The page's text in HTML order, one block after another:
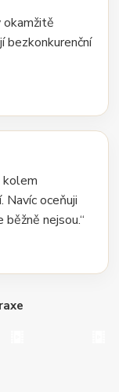
okamžitě
bezkonkurenční
kolem
Navíc oceňuji
nejsou.“